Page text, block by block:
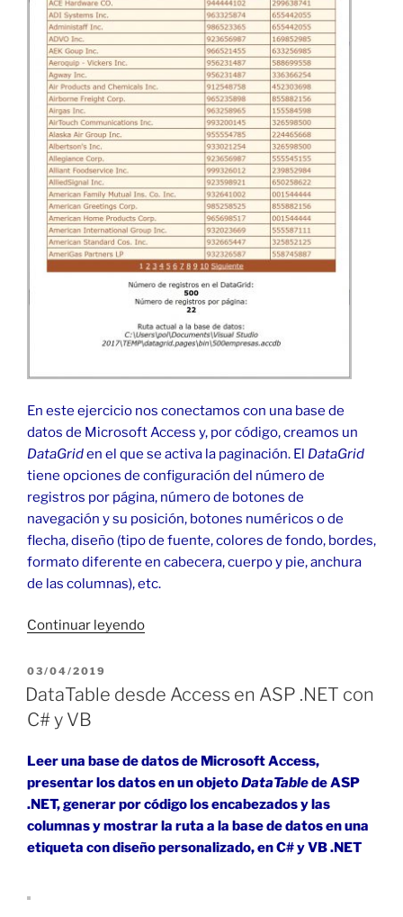
En este ejercicio nos conectamos con una base de
datos de Microsoft Access y, por código, creamos un
DataGriden el que se activa la paginación. El DataGrid
tiene opciones de configuración del número de
registros por página, número de botones de
navegación y su posición, botones numéricos o de
flecha, diseño (tipo de fuente, colores de fondo, bordes,
formato diferente en cabecera, cuerpo y pie, anchura
de las columnas), etc.
Continuar leyendo«DataGrid
en
con
VB»
PUBLICADO
EL
03/04/2019
DataTable desde Access en ASP .NET con
C# y VB
Leer una base de datos de Microsoft Access,
presentar los datos en un objetoDataTablede ASP
.NET, generar por código los encabezados y las
columnas y mostrar la ruta a la base de datos en una
etiqueta con diseño personalizado, en C# y VB .NET